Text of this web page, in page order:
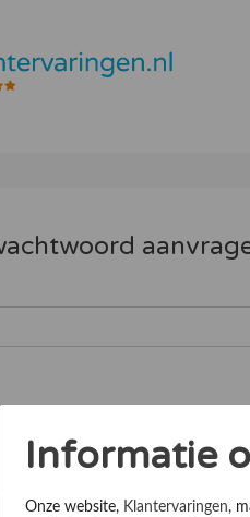
Informatie
Onze website, Klantervaringen,